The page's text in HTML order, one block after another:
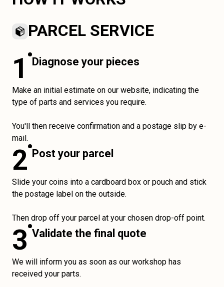
PARCEL SERVICE
1 Diagnose your pieces
Make an initial estimate on our website, indicating the
type of parts and services you require.
You'll then receive confirmation and a postage slip by e-
mail.
2 Post your parcel
Slide your coins into a cardboard box or pouch and stick
the postage label on the outside.
Then drop off your parcel at your chosen drop-off point.
3 Validate the final quote
We will inform you as soon as our workshop has
received your parts.